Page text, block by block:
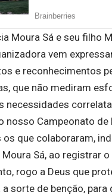
Moura Sá e seu filho
vem
e reconhecimentos
que não mediram
necessidades
nosso Campeonato de
os que colaboraram,
Sá, ao registrar o
rogo a Deus que
sorte de benção, para